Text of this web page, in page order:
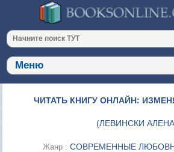
ЧИТАТЬ КНИГУ ОНЛАЙН:
(ЛЕВИНСКИ АЛЕНА
Жанр : СОВРЕМЕННЫЕ